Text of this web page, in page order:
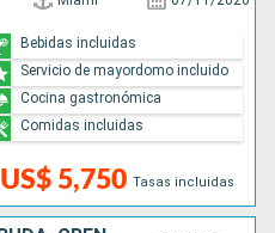
US$ 5,750 Tasas incluidas
Bebidas incluidas
Servicio de mayordomo incluido
Cocina gastronómica
Comidas incluidas